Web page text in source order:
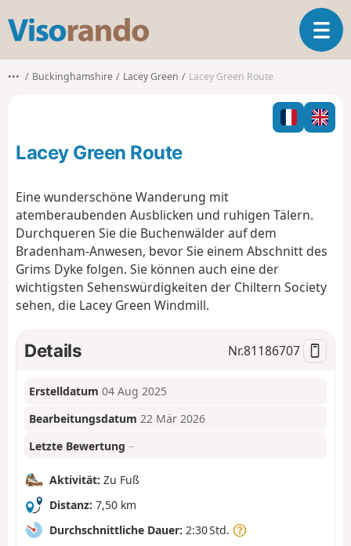
s
o
o
T
o
l
e
n
i
n
••• Buckinghamshire Lacey Green Lacey Green Route
Lacey Green Route
Eine wunderschöne Wanderung mit
atemberaubenden Ausblicken und ruhigen Tälern.
Durchqueren Sie die Buchenwälder auf dem
Bradenham-Anwesen, bevor Sie einem Abschnitt des
Grims Dyke folgen. Sie können auch eine der
wichtigsten Sehenswürdigkeiten der Chiltern Society
sehen, die Lacey Green Windmill.
Details Nr.81186707
Erstelldatum 04 Aug 2025
Bearbeitungsdatum 22 Mär 2026
Letzte Bewertung –
Aktivität: Zu Fuß
Distanz: 7,50 km
Durchschnittliche Dauer: 2:30 Std.